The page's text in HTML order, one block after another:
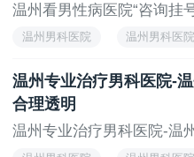
温州看男性病医院“咨询挂
温州男科医院 温州男科医
温州专业治疗男科医院-
合理透明
温州专业治疗男科医院-温